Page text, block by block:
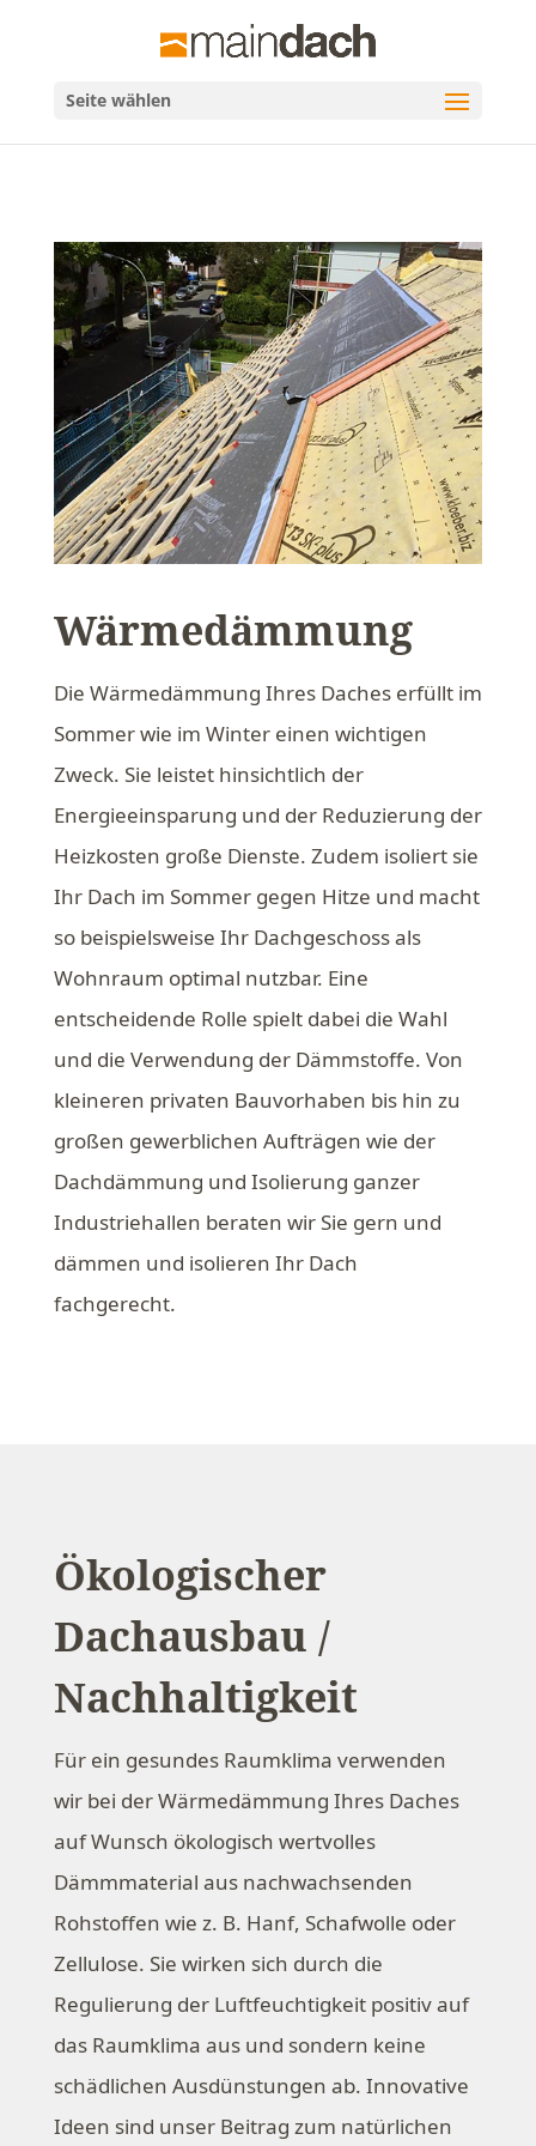
Seite wählen
Wärmedämmung
Die Wärmedämmung Ihres Daches erfüllt im
Sommer wie im Winter einen wichtigen
Zweck. Sie leistet hinsichtlich der
Energieeinsparung und der Reduzierung der
Heizkosten große Dienste. Zudem isoliert sie
Ihr Dach im Sommer gegen Hitze und macht
so beispielsweise Ihr Dachgeschoss als
Wohnraum optimal nutzbar. Eine
entscheidende Rolle spielt dabei die Wahl
und die Verwendung der Dämmstoffe. Von
kleineren privaten Bauvorhaben bis hin zu
großen gewerblichen Aufträgen wie der
Dachdämmung und Isolierung ganzer
Industriehallen beraten wir Sie gern und
dämmen und isolieren Ihr Dach
fachgerecht.
Ökologischer
Dachausbau /
Nachhaltigkeit
Für ein gesundes Raumklima verwenden
wir bei der Wärmedämmung Ihres Daches
auf Wunsch ökologisch wertvolles
Dämmmaterial aus nachwachsenden
Rohstoffen wie z. B. Hanf, Schafwolle oder
Zellulose. Sie wirken sich durch die
Regulierung der Luftfeuchtigkeit positiv auf
das Raumklima aus und sondern keine
schädlichen Ausdünstungen ab. Innovative
Ideen sind unser Beitrag zum natürlichen